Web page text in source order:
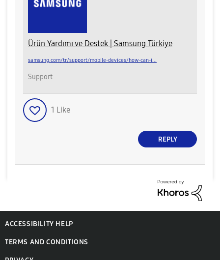
Ürün Yardımı ve Destek | Samsung Türkiye
samsung.com/tr/support/mobile-devices/how-can-i...
Support
1 Like
REPLY
ACCESSIBILITY HELP
TERMS AND CONDITIONS